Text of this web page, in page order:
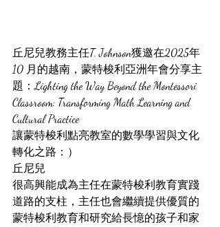
丘尼兒教務主任T. Johnson獲邀在2025年
10 月的越南，蒙特梭利亞洲年會分享主
題：Lighting the Way Beyond the Montessori
Classroom: Transforming Math Learning and
Cultural Practice
讓蒙特梭利點亮教室的數學學習與文化
轉化之路：）
丘尼兒
很高興能成為主任在蒙特梭利教育實踐
道路的支柱，主任也會繼續提供優質的
蒙特梭利教育和研究給長憶的孩子和家